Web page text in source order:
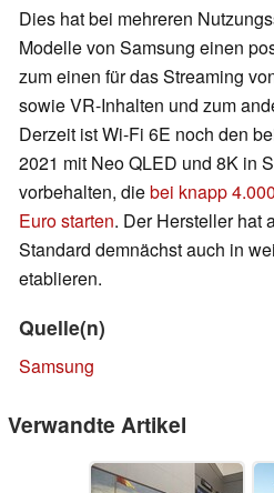
Dies hat bei mehreren
Modelle von Samsung einen
zum einen für das Streaming
sowie VR-Inhalten und zum
Derzeit ist Wi-Fi 6E noch den
2021 mit Neo QLED und 8K in
vorbehalten, diebei knapp
Euro starten. Der Hersteller hat
Standard demnächst auch in
etablieren.
Quelle(n)
Samsung
Verwandte Artikel